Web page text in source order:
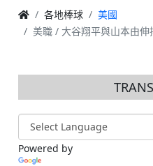
各地棒球
美國
美職 / 大谷翔平與山本由伸
Powered by